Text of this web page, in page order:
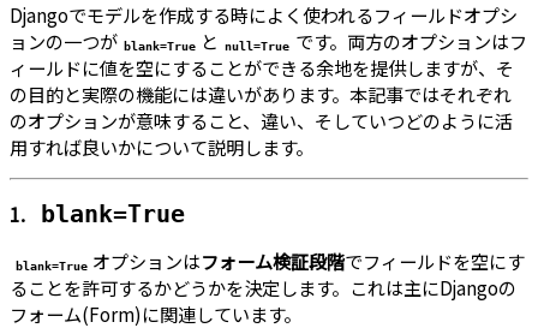
Djangoでモデルを作成する時によく使われるフィールドオプシ
ョンの一つが blank=True と null=True です。両方のオプションはフ
ィールドに値を空にすることができる余地を提供しますが、そ
の目的と実際の機能には違いがあります。本記事ではそれぞれ
のオプションが意味すること、違い、そしていつどのように活
用すれば良いかについて説明します。
1. blank=True
blank=True オプションはフォーム検証段階でフィールドを空にす
ることを許可するかどうかを決定します。これは主にDjangoの
フォーム(Form)に関連しています。